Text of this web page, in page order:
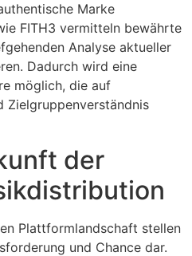
Marke
FITH3 vermitteln bewährte
Analyse aktueller
Dadurch wird eine
möglich, die auf
Zielgruppenverständnis
der
Plattformlandschaft stellen
und Chance dar.